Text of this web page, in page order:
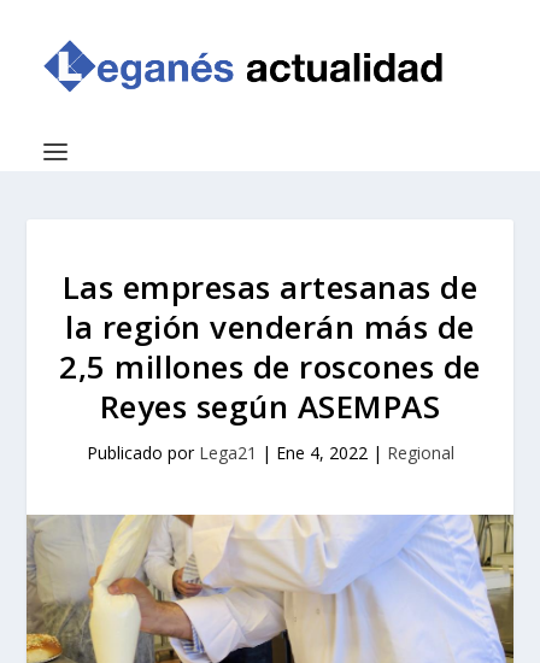
Las empresas artesanas de
la región venderán más de
2,5 millones de roscones de
Reyes según ASEMPAS
Publicado por Lega21 | Ene 4, 2022| Regional